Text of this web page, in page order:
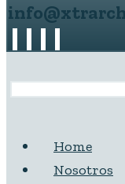
Home
Nosotros